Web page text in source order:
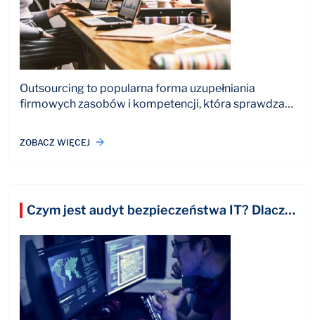
Outsourcing to popularna forma uzupełniania
firmowych zasobów i kompetencji, która sprawdza…
ZOBACZ WIĘCEJ
Czym jest audyt bezpieczeństwa IT? Dlaczego warto przeprowadzić audyt informatyczny?